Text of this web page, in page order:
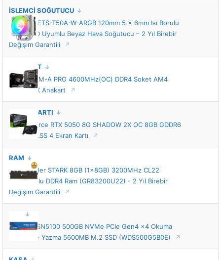
İŞLEMCİ SOĞUTUCU
Enermax ETS-T50A-W-ARGB 120mm 5 x 6mm Isı Borulu
Intel-AMD Uyumlu Beyaz Hava Soğutucu – 2 Yıl Birebir
Değişim Garantili
ANAKART
MSI A520M-A PRO 4600MHz(OC) DDR4 Soket AM4
M.2 mATX Anakart
EKRAN KARTI
MSI GeForce RTX 5050 8G SHADOW 2X OC 8GB GDDR6
128 Bit DLSS 4 Ekran Kartı
RAM
GameRaider STARK 8GB (1x8GB) 3200MHz CL22
Soğutuculu DDR4 Ram (GR83200U22) - 2 Yıl Birebir
Değişim Garantili
WD Blue SN5100 500GB NVMe PCIe Gen4 x4 Okuma
6600MB - Yazma 5600MB M.2 SSD (WDS500G5B0E)